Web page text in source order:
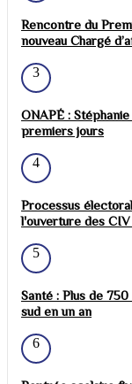
Rencontre du
nouveau Chargé
3
ONAPÉ :
premiers jours
4
Processus
l'ouverture des CIV
5
Santé : Plus de
sud en un an
6